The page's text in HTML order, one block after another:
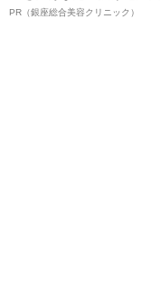
夫！？
PR（銀座総合美容クリニック）